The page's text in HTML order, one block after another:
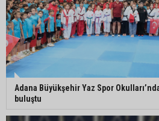
Orhan Bayram’dan
“Bizim belediye
Siz önce onu
Adana Büyükşehir Yaz Spor
buluştu